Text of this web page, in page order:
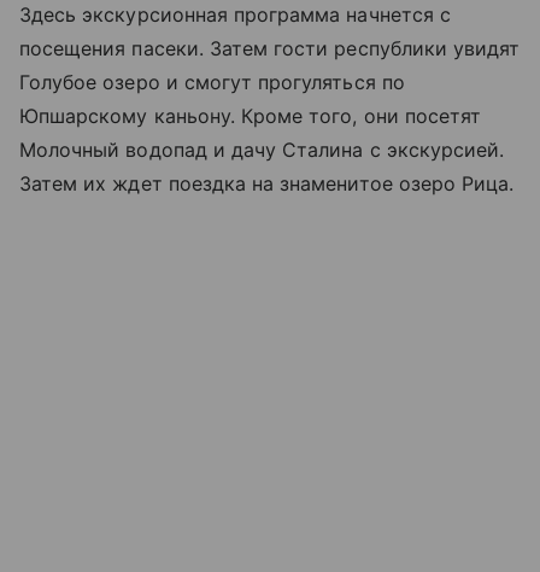
Здесь экскурсионная программа начнется с
посещения пасеки. Затем гости республики увидят
Голубое озеро и смогут прогуляться по
Юпшарскому каньону. Кроме того, они посетят
Молочный водопад и дачу Сталина с экскурсией.
Затем их ждет поездка на знаменитое озеро Рица.